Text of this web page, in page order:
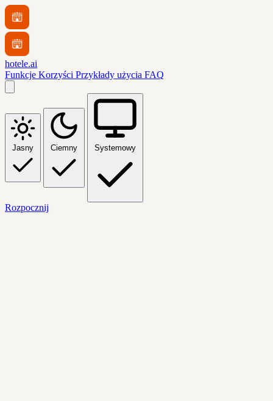
hotele.ai
Funkcje Korzyści Przykłady użycia FAQ
Jasny Ciemny Systemowy
Rozpocznij